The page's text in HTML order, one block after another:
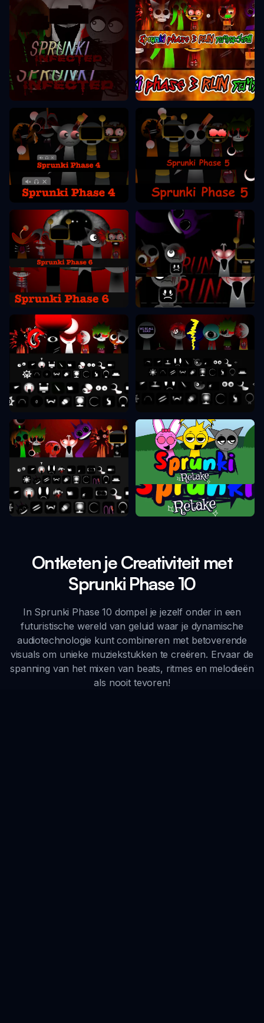
Sprunki Fase 2
Sprunki Fase 3
Sprunki Fase 4 Sprunki Fase 5
Sprunki Fase 6
Sprunki Fase 7
Sprunki Fase 8 Sprunki Fase 9
Sprunki Fase 10 Sprunki Retake
Ontketen je Creativiteit met
Sprunki Phase 10
In Sprunki Phase 10 dompel je jezelf onder in een
futuristische wereld van geluid waar je dynamische
audiotechnologie kunt combineren met betoverende
visuals om unieke muziekstukken te creëren. Ervaar de
spanning van het mixen van beats, ritmes en melodieën
als nooit tevoren!